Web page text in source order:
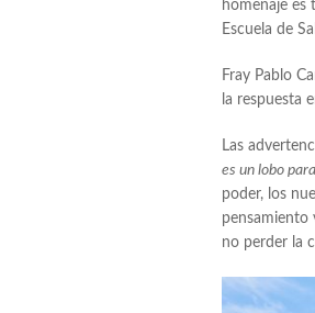
homenaje es
Escuela de
Fray Pablo
la respuesta
Las
es un lobo
poder, los
pensamiento
no perder la